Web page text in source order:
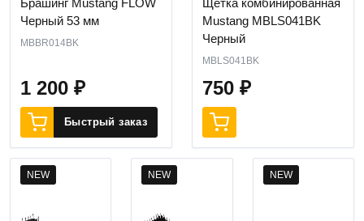
Брашинг Mustang FLOW
Черный 53 мм
MBBR014BK
1 200 ₽
Быстрый заказ
Щетка комбинированная
Mustang MBLS041BK
Черный
MBLS041BK
750 ₽
NEW NEW NEW